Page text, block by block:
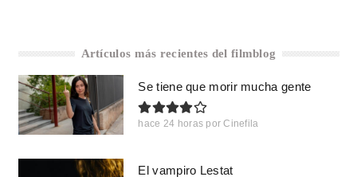
Artículos más recientes del filmblog
Se tiene que morir mucha gente
hace 24 horas por Cinefila
El vampiro Lestat